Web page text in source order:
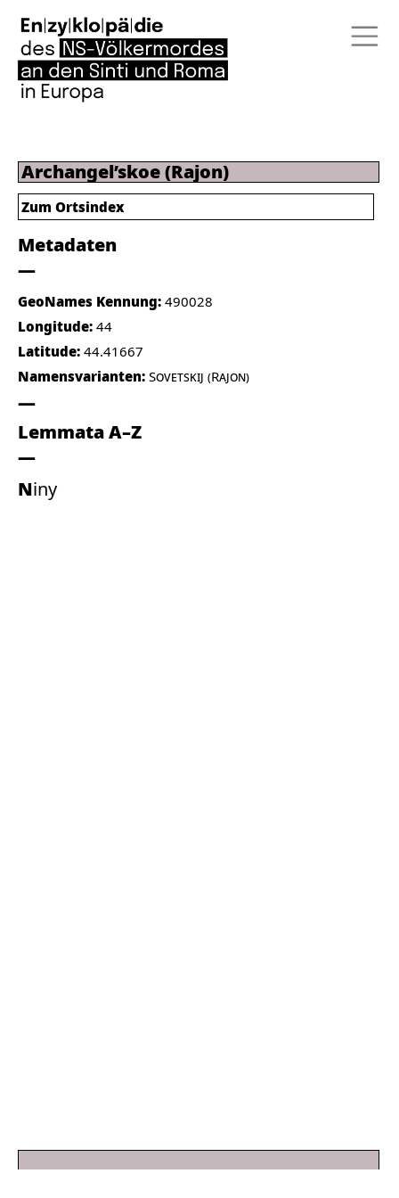
Archangel’skoe (Rajon)
Metadaten
GeoNames Kennung: 490028
Longitude: 44
Latitude: 44.41667
Namensvarianten: Sovetskij (Rajon)
Lemmata A–Z
Niny
Zum Ortsindex